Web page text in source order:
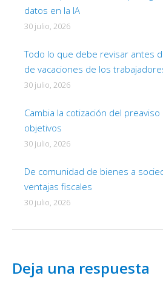
datos en la IA
30 julio, 2026
Todo lo que debe revisar antes
de vacaciones de los
30 julio, 2026
Cambia la cotización del
objetivos
30 julio, 2026
De comunidad de bienes a
ventajas fiscales
30 julio, 2026
Deja una respuesta